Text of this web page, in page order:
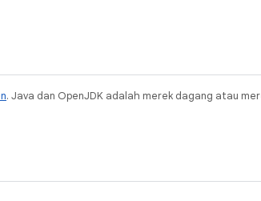
. Java dan OpenJDK adalah merek dagang atau